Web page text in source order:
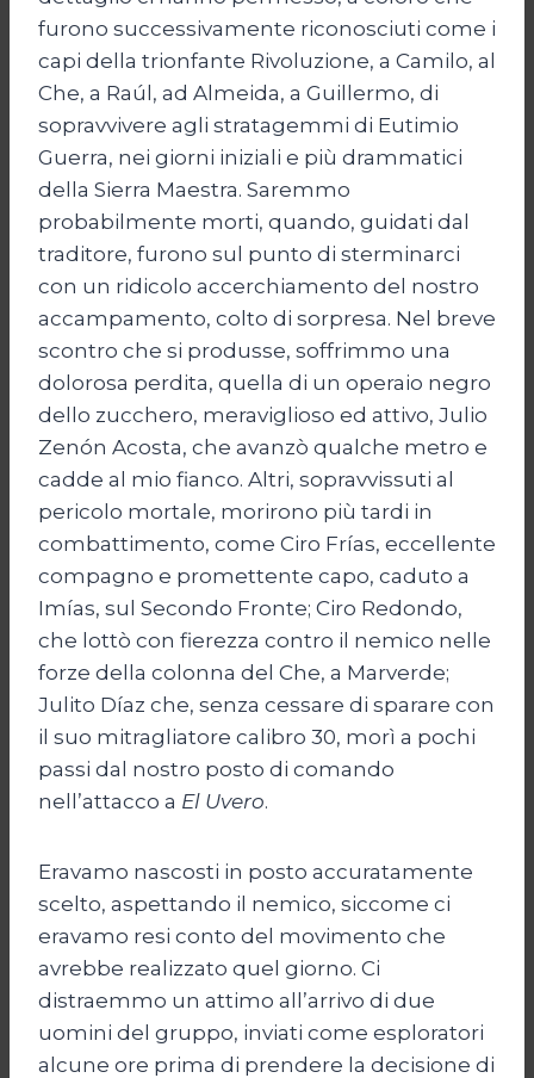
furono successivamente riconosciuti come i
capi della trionfante Rivoluzione, a Camilo, al
Che, a Raúl, ad Almeida, a Guillermo, di
sopravvivere agli stratagemmi di Eutimio
Guerra, nei giorni iniziali e più drammatici
della Sierra Maestra. Saremmo
probabilmente morti, quando, guidati dal
traditore, furono sul punto di sterminarci
con un ridicolo accerchiamento del nostro
accampamento, colto di sorpresa. Nel breve
scontro che si produsse, soffrimmo una
dolorosa perdita, quella di un operaio negro
dello zucchero, meraviglioso ed attivo, Julio
Zenón Acosta, che avanzò qualche metro e
cadde al mio fianco. Altri, sopravvissuti al
pericolo mortale, morirono più tardi in
combattimento, come Ciro Frías, eccellente
compagno e promettente capo, caduto a
Imías, sul Secondo Fronte; Ciro Redondo,
che lottò con fierezza contro il nemico nelle
forze della colonna del Che, a Marverde;
Julito Díaz che, senza cessare di sparare con
il suo mitragliatore calibro 30, morì a pochi
passi dal nostro posto di comando
nell’attacco a El Uvero.
Eravamo nascosti in posto accuratamente
scelto, aspettando il nemico, siccome ci
eravamo resi conto del movimento che
avrebbe realizzato quel giorno. Ci
distraemmo un attimo all’arrivo di due
uomini del gruppo, inviati come esploratori
alcune ore prima di prendere la decisione di